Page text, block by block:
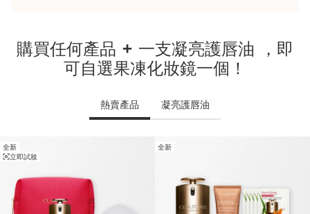
購買任何產品 + 一支凝亮護唇油 ，即
可自選果凍化妝鏡一個！
熱賣產品 凝亮護唇油
跳至內容
全新
立即試妝
全新